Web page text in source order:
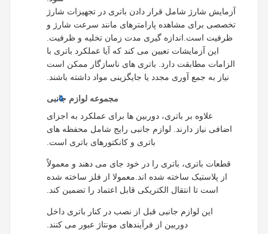
آزمایش شارژ شامل قرار دادن باتری در تجهیزات شارژ
تخصصی برای مشاهده پارامترهای مانند سرعت شارژ و
ظرفیت است.اندازه گیری مدت زمان تخلیه و ظرفیت.
این آزمایشات تعیین می کند که آیا عملکرد باتری با
الزامات مطابقت دارد. باتری های ناسازگار ممکن است
نیاز به جمع آوری مجدد یا جایگزینی مواد داشته باشند.
مجموعه لوازم جانبی
علاوه بر باتری، دوربین ها برای عملکرد به اجزای
اضافی نیاز دارند. لوازم جانبی رایج شامل محفظه های
باتری و کانکتورهای باتری است.
قطعات باتری، باتری را در خود جای می دهند و معمولاً
از پلاستیک ساخته شده اند.معمولا از فلز ساخته شده
است تا انتقال الکتریکی قابل اعتماد را تضمین کند.
این لوازم جانبی قبل از نصب در کنار باتری داخل
دوربین از فرآیندهای مونتاژ عبور می کنند.